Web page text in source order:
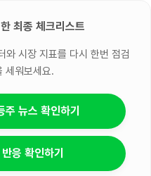
최종 체크리스트
와 시장 지표를 다시 한번 점검
세워보세요.
뉴스 확인하기
응 확인하기